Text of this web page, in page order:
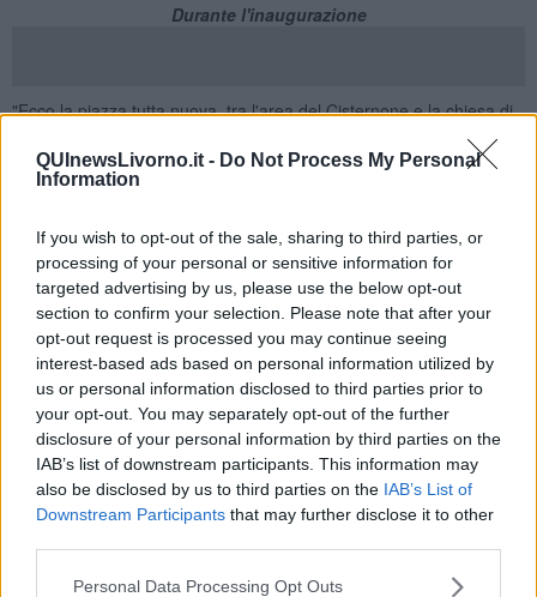
QUInewsLivorno.it - Do Not Process My Personal
Information
If you wish to opt-out of the sale, sharing to third parties, or
processing of your personal or sensitive information for
targeted advertising by us, please use the below opt-out
section to confirm your selection. Please note that after your
opt-out request is processed you may continue seeing
interest-based ads based on personal information utilized by
us or personal information disclosed to third parties prior to
your opt-out. You may separately opt-out of the further
disclosure of your personal information by third parties on the
IAB’s list of downstream participants. This information may
also be disclosed by us to third parties on the IAB’s List of
Downstream Participants that may further disclose it to other
Personal Data Processing Opt Outs
Durante l'inaugurazione
"Ecco la piazza tutta nuova, tra l'area del Cisternone e la chiesa di
Sant'Andrea. Un nuovo spazio riqualificato con la piantumazione di
27 alberi e la creazione di un'area vivibile e fruibile dalla
cittadinanza".
della inaugurazione svoltasi questa mattina.
"L'inaugurazione ha visto tante persone soddisfatte per un'altra
riqualificazione nel cuore della città. Un’area pedonale nuova
realizzata rispettando i principi della città "spugna" con
pavimentazione chiara riflettente e drenata e con cisterna ipogea
per raccogliere le acque piovani collegate al sistema di irrigazione
degli alberi. - ha aggiunto il sindaco - Il lavoro è stato finanziato dal
Ministero dell'Ambiente e prevede anche una gestione attenta del
recupero dei parcheggi con i parcheggi nelle strade limitrofe come
il controviale del Viale Carducci, con l'ampliamento del parcheggio
Del Corona e del parcheggio di via Terreni/via Zola i cui lavori sono
già affidati".